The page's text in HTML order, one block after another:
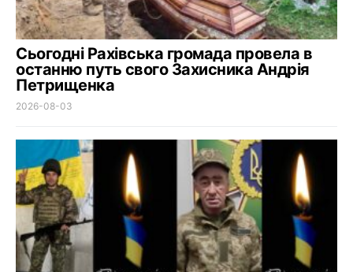
Сьогодні Рахівська громада провела в
останню путь свого Захисника Андрія
Петрищенка
2026-08-03